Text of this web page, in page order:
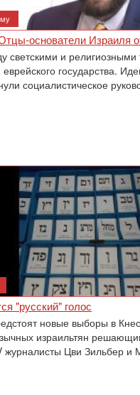
основатели Израиля
светскими и религиозными
государства.
социалистическое
"русский" голос
‎новые выборы в
израильтян